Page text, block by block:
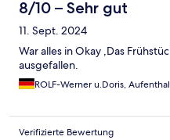
8/10 – Sehr gut
11. Sept. 2024
War alles in Okay ,Das
ausgefallen.
ROLF-Werner u.Doris,
Verifizierte Bewertung